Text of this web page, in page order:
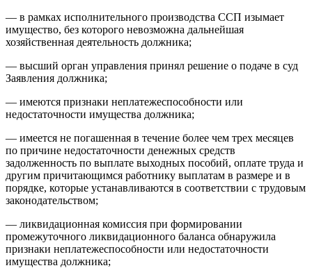
— в рамках исполнительного производства ССП изымает
имущество, без которого невозможна дальнейшая
хозяйственная деятельность должника;
— высший орган управления принял решение о подаче в суд
Заявления должника;
— имеются признаки неплатежеспособности или
недостаточности имущества должника;
— имеется не погашенная в течение более чем трех месяцев
по причине недостаточности денежных средств
задолженность по выплате выходных пособий, оплате труда и
другим причитающимся работнику выплатам в размере и в
порядке, которые устанавливаются в соответствии с трудовым
законодательством;
— ликвидационная комиссия при формировании
промежуточного ликвидационного баланса обнаружила
признаки неплатежеспособности или недостаточности
имущества должника;